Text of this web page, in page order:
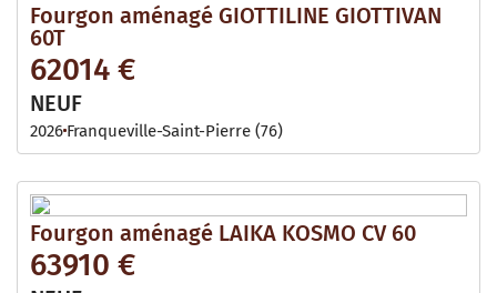
Fourgon aménagé GIOTTILINE GIOTTIVAN
60T
62014 €
NEUF
2026 Franqueville-Saint-Pierre (76)
Fourgon aménagé LAIKA KOSMO CV 60
63910 €